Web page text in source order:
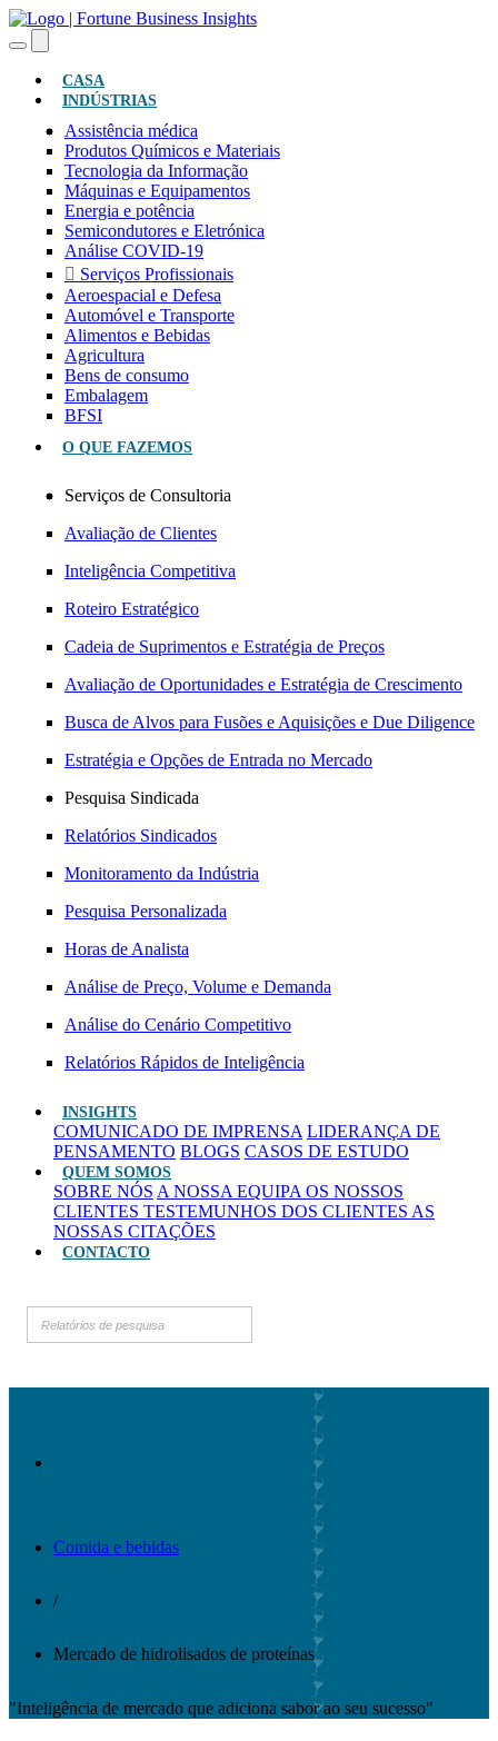
CASA
INDÚSTRIAS
Assistência médica
Produtos Químicos e Materiais
Tecnologia da Informação
Máquinas e Equipamentos
Energia e potência
Semicondutores e Eletrónica
Análise COVID-19
Serviços Profissionais
Aeroespacial e Defesa
Automóvel e Transporte
Alimentos e Bebidas
Agricultura
Bens de consumo
Embalagem
BFSI
O QUE FAZEMOS
Serviços de Consultoria
Avaliação de Clientes
Inteligência Competitiva
Roteiro Estratégico
Cadeia de Suprimentos e Estratégia de Preços
Avaliação de Oportunidades e Estratégia de Crescimento
Busca de Alvos para Fusões e Aquisições e Due Diligence
Estratégia e Opções de Entrada no Mercado
Pesquisa Sindicada
Relatórios Sindicados
Monitoramento da Indústria
Pesquisa Personalizada
Horas de Analista
Análise de Preço, Volume e Demanda
Análise do Cenário Competitivo
Relatórios Rápidos de Inteligência
INSIGHTS
COMUNICADO DE IMPRENSA LIDERANÇA DE
PENSAMENTO BLOGS CASOS DE ESTUDO
QUEM SOMOS
SOBRE NÓS A NOSSA EQUIPA OS NOSSOS
CLIENTES TESTEMUNHOS DOS CLIENTES AS
NOSSAS CITAÇÕES
CONTACTO
Comida e bebidas
/
Mercado de hidrolisados ​​de proteínas
"Inteligência de mercado que adiciona sabor ao seu sucesso"